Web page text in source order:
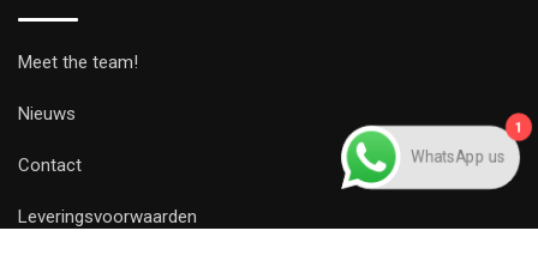
Meet the team!
Nieuws
Contact
Leveringsvoorwaarden
1